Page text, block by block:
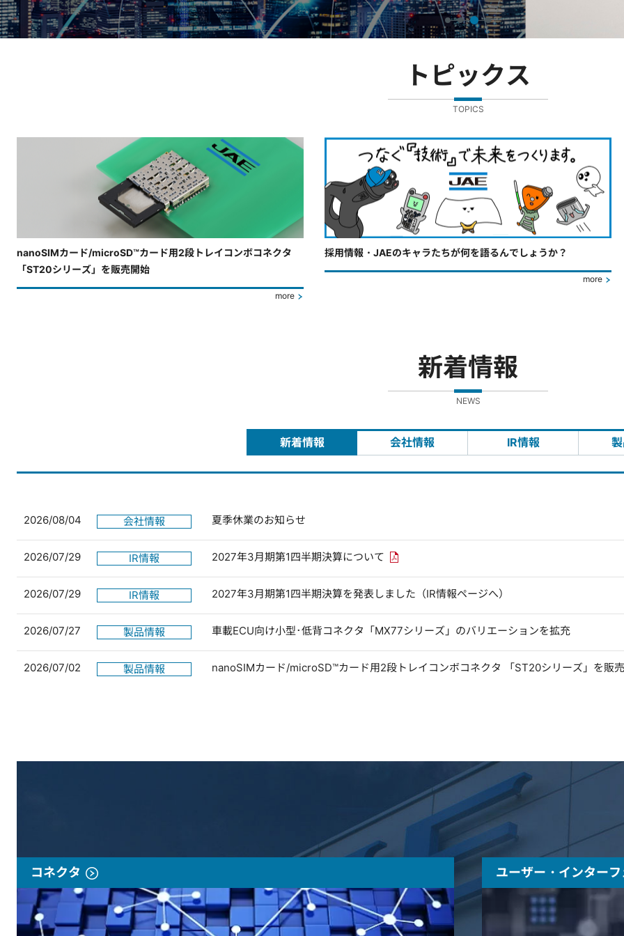
トピックス
TOPICS
nanoSIMカード/microSD™カード用2段トレイコンボコネクタ
「ST20シリーズ」を販売開始
more
採用情報・JAEのキャラたちが何を語るんでしょうか？
more
新着情報
NEWS
新着情報 会社情報 IR情報
2026/08/04 会社情報 夏季休業のお知らせ
2026/07/29 IR情報 2027年3月期第1四半期決算について PDFリンクを新しいウィンドウで開きます
2026/07/29 IR情報 2027年3月期第1四半期決算を発表しました（IR情報ページへ）
2026/07/27 製品情報 車載ECU向け小型･低背コネクタ「MX77シリーズ」のバリエーションを拡充
2026/07/02 製品情報 nanoSIMカード/microSD™カード用2段トレイコンボコネクタ 「ST20シリーズ」を販
コネクタ ユーザー・インター